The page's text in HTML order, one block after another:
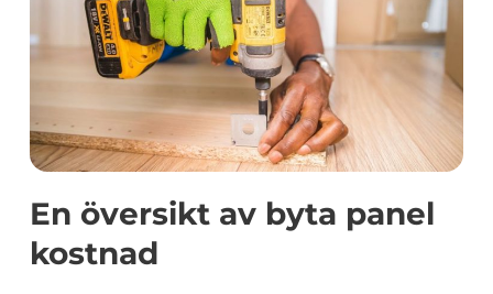
En översikt av byta panel
kostnad